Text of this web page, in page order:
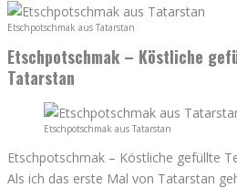
Etschpotschmak aus Tatarstan
Etschpotschmak – Köstliche
Tatarstan
Etschpotschmak aus Tatarstan
Etschpotschmak – Köstliche gefüllte
Als ich das erste Mal von Tatarstan